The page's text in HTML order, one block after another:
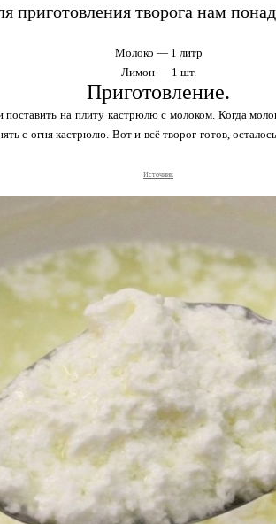
приготовления творога нам
Молоко — 1 литр
Лимон — 1 шт.
Приготовление.
на плиту кастрюлю с молоком. Когда
с огня кастрюлю. Вот и всё творог готов,
Источник